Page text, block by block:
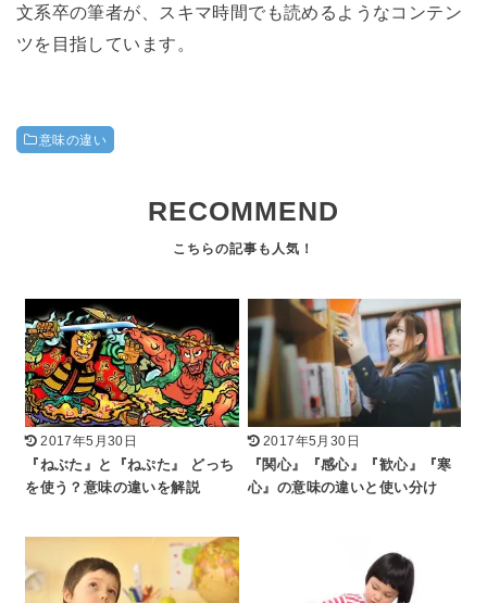
文系卒の筆者が、スキマ時間でも読めるようなコンテン
ツを目指しています。
意味の違い
RECOMMEND
2017年5月30日
『ねぶた』と『ねぷた』 どっち
を使う？意味の違いを解説
2017年5月30日
『関心』『感心』『歓心』『寒
心』の意味の違いと使い分け